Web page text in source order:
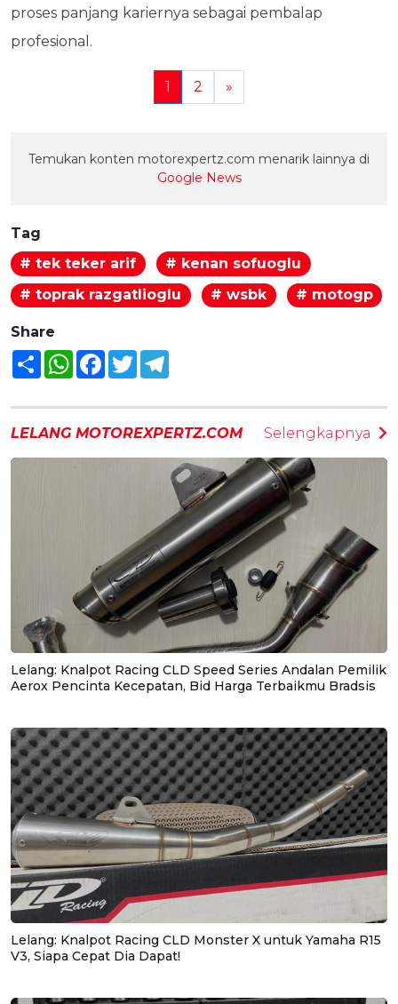
proses panjang kariernya sebagai pembalap
profesional.
1 2 »
Temukan konten motorexpertz.com menarik lainnya di
Google News
Tag
# tek teker arif
# kenan sofuoglu
# toprak razgatlioglu
# wsbk # motogp
Share
Share WhatsAppFacebook
Twitter
LELANG MOTOREXPERTZ.COM Selengkapnya
Lelang: Knalpot Racing CLD Speed Series Andalan Pemilik
Aerox Pencinta Kecepatan, Bid Harga Terbaikmu Bradsis
Lelang: Knalpot Racing CLD Monster X untuk Yamaha R15
V3, Siapa Cepat Dia Dapat!